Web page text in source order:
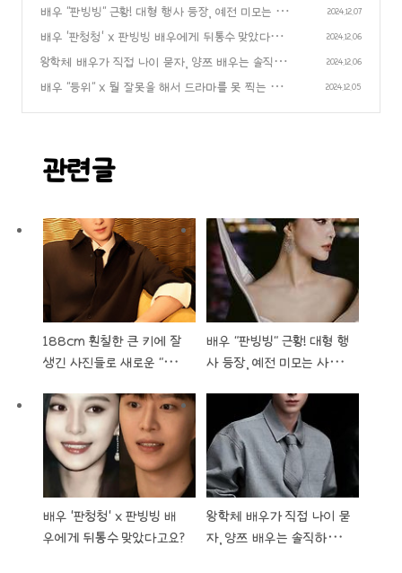
이징 스타" 로 등극한 배우 "오서붕", 앞으로의 활약
무척 기대..!
(0)
배우 "판빙빙" 근황! 대형 행사 등장, 예전 미모는 사
라졌다는 조롱.. 심지어 팬들까지 외면..ㄷㄷ
(0)
2024.12.07
배우 '판청청' x 판빙빙 배우에게 뒤통수 맞았다고
요?
(0)
2024.12.06
왕학체 배우가 직접 나이 묻자, 양쯔 배우는 솔직하
게 '30대 이후가 더 매력적' 이라 답해..!
(0)
2024.12.06
배우 "등위" x 뭘 잘못을 해서 드라마를 못 찍는 건
2024.12.05
관련글
188cm 훤칠한 큰 키에 잘
생긴 사진들로 새로운 "라이
서붕", 앞으로의 활약 무척
기대..!
배우 "판빙빙" 근황! 대형 행
사 등장, 예전 미모는 사라
까지 외면..ㄷㄷ
배우 '판청청' x 판빙빙 배
우에게 뒤통수 맞았다고요?
왕학체 배우가 직접 나이 묻
자, 양쯔 배우는 솔직하게